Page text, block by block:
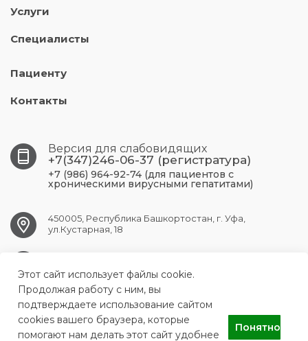
Услуги
Специалисты
Пациенту
Контакты
Версия для слабовидящих
+7(347)246-06-37 (регистратура)
+7 (986) 964-92-74 (для пациентов с
хроническими вирусными гепатитами)
450005, Республика Башкортостан, г. Уфа,
ул.Кустарная, 18
ГБУЗ Республиканский центр по профилактике и борьбе со
СПИДом и инфекционными заболеваниями
Этот сайт использует файлы cookie.
Продолжая работу с ним, вы
подтверждаете использование сайтом
cookies вашего браузера, которые
помогают нам делать этот сайт удобнее
Понятно